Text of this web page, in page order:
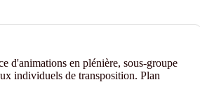
d'animations en plénière, sous-groupe
individuels de transposition. Plan